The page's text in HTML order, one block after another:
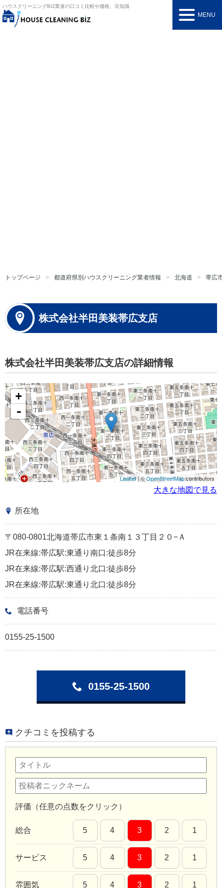
ハウスクリーニングBIZ業者の口コミ比較や価格、豆知識
MENU
トップページ 都道府県別ハウスクリーニング業者情報 北海道 帯広
株式会社半田美装帯広支店
株式会社半田美装帯広支店の詳細情報
+
-
Leaflet| ©OpenStreetMapcontributors
大きな地図で見る
所在地
〒080-0801北海道帯広市東１条南１３丁目２０−Ａ
JR在来線:帯広駅:東通り南口:徒歩8分
JR在来線:帯広駅:西通り北口:徒歩8分
JR在来線:帯広駅:東通り北口:徒歩8分
電話番号
0155-25-1500
0155-25-1500
クチコミを投稿する
評価（任意の点数をクリック）
総合 5 4 3 2 1
サービス 5 4 3 2 1
雰囲気 5 4 3 2 1